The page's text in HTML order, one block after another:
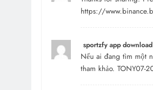
https://
sportzfy app download
Nếu ai đang tìm một
tham khảo. TONY07-